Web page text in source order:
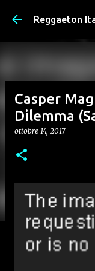
Reggaeton
Casper
Dilemma
ottobre 14, 2017